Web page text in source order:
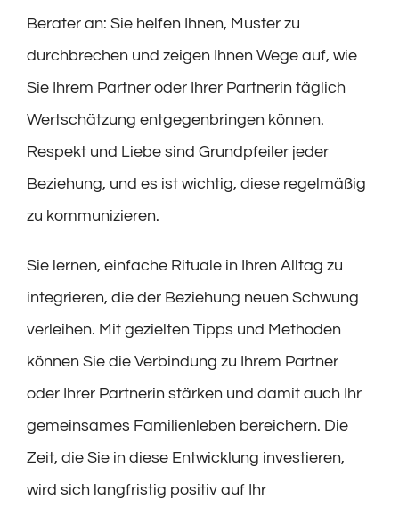
Berater an: Sie helfen Ihnen, Muster zu
durchbrechen und zeigen Ihnen Wege auf, wie
Sie Ihrem Partner oder Ihrer Partnerin täglich
Wertschätzung entgegenbringen können.
Respekt und Liebe sind Grundpfeiler jeder
Beziehung, und es ist wichtig, diese regelmäßig
zu kommunizieren.
Sie lernen, einfache Rituale in Ihren Alltag zu
integrieren, die der Beziehung neuen Schwung
verleihen. Mit gezielten Tipps und Methoden
können Sie die Verbindung zu Ihrem Partner
oder Ihrer Partnerin stärken und damit auch Ihr
gemeinsames Familienleben bereichern. Die
Zeit, die Sie in diese Entwicklung investieren,
wird sich langfristig positiv auf Ihr